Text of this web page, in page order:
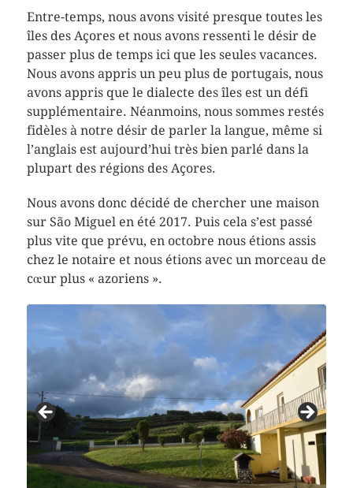
Entre-temps, nous avons visité presque toutes les
îles des Açores et nous avons ressenti le désir de
passer plus de temps ici que les seules vacances.
Nous avons appris un peu plus de portugais, nous
avons appris que le dialecte des îles est un défi
supplémentaire. Néanmoins, nous sommes restés
fidèles à notre désir de parler la langue, même si
l’anglais est aujourd’hui très bien parlé dans la
plupart des régions des Açores.
Nous avons donc décidé de chercher une maison
sur São Miguel en été 2017. Puis cela s’est passé
plus vite que prévu, en octobre nous étions assis
chez le notaire et nous étions avec un morceau de
cœur plus « azoriens ».